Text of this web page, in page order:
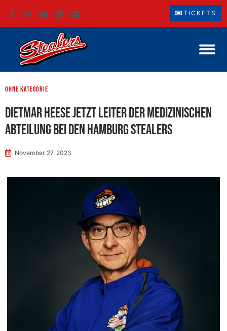
TICKETS
ohne Kategorie
Dietmar Heese jetzt Leiter der Medizinischen
Abteilung bei den Hamburg Stealers
November 27, 2023